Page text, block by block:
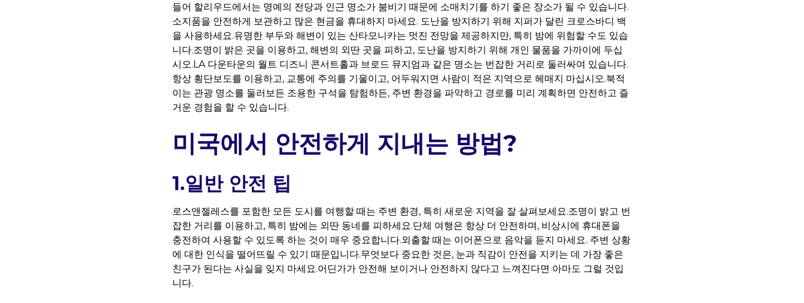
들어 할리우드에서는 명예의 전당과 인근 명소가 붐비기 때문에 소매치기를 하기 좋은 장소가 될 수 있습니다.
소지품을 안전하게 보관하고 많은 현금을 휴대하지 마세요. 도난을 방지하기 위해 지퍼가 달린 크로스바디 백
을 사용하세요.유명한 부두와 해변이 있는 산타모니카는 멋진 전망을 제공하지만, 특히 밤에 위험할 수도 있습
니다.조명이 밝은 곳을 이용하고, 해변의 외딴 곳을 피하고, 도난을 방지하기 위해 개인 물품을 가까이에 두십
시오.LA 다운타운의 월트 디즈니 콘서트홀과 브로드 뮤지엄과 같은 명소는 번잡한 거리로 둘러싸여 있습니다.
항상 횡단보도를 이용하고, 교통에 주의를 기울이고, 어두워지면 사람이 적은 지역으로 헤매지 마십시오.북적
이는 관광 명소를 둘러보든 조용한 구석을 탐험하든, 주변 환경을 파악하고 경로를 미리 계획하면 안전하고 즐
거운 경험을 할 수 있습니다.
미국에서 안전하게 지내는 방법?
1.일반 안전 팁
로스앤젤레스를 포함한 모든 도시를 여행할 때는 주변 환경, 특히 새로운 지역을 잘 살펴보세요.조명이 밝고 번
잡한 거리를 이용하고, 특히 밤에는 외딴 동네를 피하세요.단체 여행은 항상 더 안전하며, 비상시에 휴대폰을
충전하여 사용할 수 있도록 하는 것이 매우 중요합니다.외출할 때는 이어폰으로 음악을 듣지 마세요. 주변 상황
에 대한 인식을 떨어뜨릴 수 있기 때문입니다.무엇보다 중요한 것은, 눈과 직감이 안전을 지키는 데 가장 좋은
친구가 된다는 사실을 잊지 마세요.어딘가가 안전해 보이거나 안전하지 않다고 느껴진다면 아마도 그럴 것입
니다.